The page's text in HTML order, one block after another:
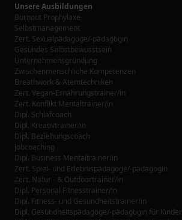
Unsere Ausbildungen
Burnout Prophylaxe
Selbstmanagement
Zert. Sexualpädagoge/-pädagogin
Gesundes Selbstbewusstsein
Unternehmensgründung
Zwischenmenschliche Kompetenzen
Breathwork & Atemtechniken
Zert. Vegan-Ernährungstrainer/in
Zert. Konflikt Mentaltrainer/in
Dipl. Schlafcoach
Dipl. Kreativtrainer/in
Dipl. Beziehungscoach
Jobcoaching
Dipl. Business Mentaltrainer/in
Zert. Spiel- und Erlebnispädagoge/-pädagogin
Zert. Natur - & Outdoortrainer/in
Dipl. Personal Fitnesstrainer/in
Dipl. Fitness- und Gesundheitstrainer/in
Dipl. Gesundheitspädagoge/-pädagogin für Kinder